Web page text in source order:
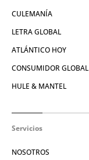
CULEMANÍA
LETRA GLOBAL
ATLÁNTICO HOY
CONSUMIDOR GLOBAL
HULE & MANTEL
Servicios
NOSOTROS